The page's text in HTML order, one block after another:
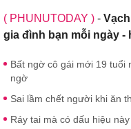
( PHUNUTODAY ) -
gia đình bạn mỗi ngày
Bất ngờ cô gái mới 19 tuổi
ngờ
Sai lầm chết người khi ăn
Ráy tai mà có dấu hiệu